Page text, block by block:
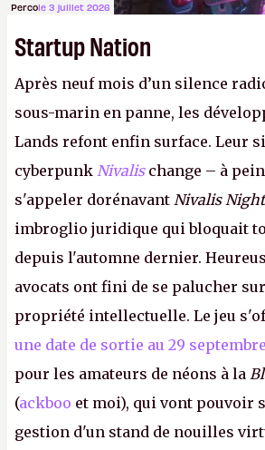
Percole 3 juillet 2026
Startup Nation
Après neuf mois d’un silence
sous-marin en panne, les
Lands refont enfin surface. Leur
cyberpunk Nivalis change – à
s'appeler dorénavant Nivalis
imbroglio juridique qui bloquait
depuis l'automne dernier.
avocats ont fini de se palucher
propriété intellectuelle. Le jeu
une date de sortie au 29 septembre
pour les amateurs de néons à la
(ackboo et moi), qui vont pouvoir
gestion d'un stand de nouilles